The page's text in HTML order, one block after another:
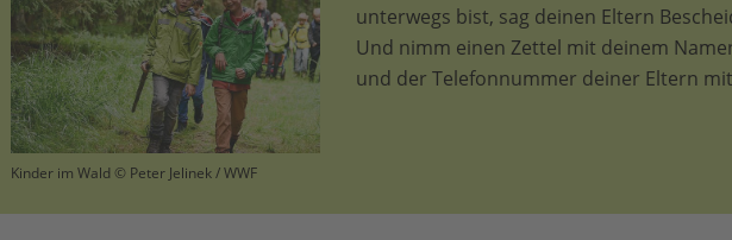
Kinder im Wald © Peter Jelinek / WWF
unterwegs bist, sag deinen Eltern
Und nimm einen Zettel mit deinem
und der Telefonnummer deiner Eltern